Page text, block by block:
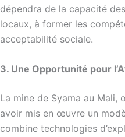
dépendra de la capacité
locaux, à former les
acceptabilité sociale.
3. Une Opportunité pour
La mine de Syama au Mali,
avoir mis en œuvre un
combine technologies